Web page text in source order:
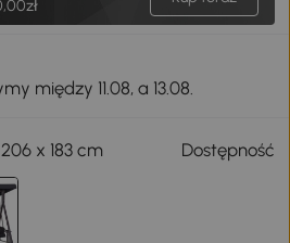
między 11.08, a 13.08.
x 183 cm Dostępność